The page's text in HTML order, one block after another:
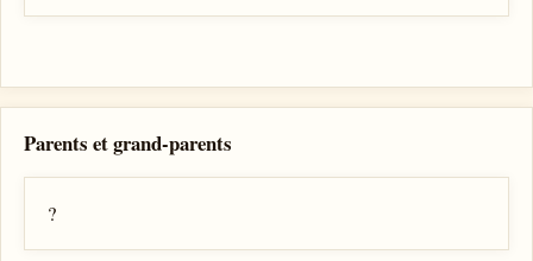
Parents et grand-parents
?